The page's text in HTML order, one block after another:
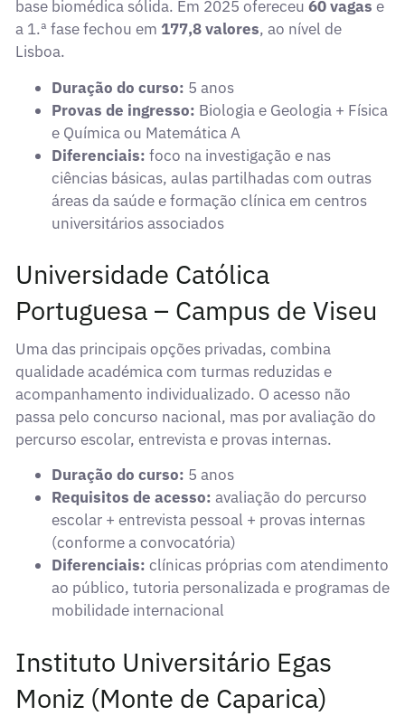
base biomédica sólida. Em 2025 ofereceu 60 vagas e
a 1.ª fase fechou em 177,8 valores, ao nível de
Lisboa.
Duração do curso: 5 anos
Provas de ingresso: Biologia e Geologia + Física
e Química ou Matemática A
Diferenciais: foco na investigação e nas
ciências básicas, aulas partilhadas com outras
áreas da saúde e formação clínica em centros
universitários associados
Universidade Católica
Portuguesa – Campus de Viseu
Uma das principais opções privadas, combina
qualidade académica com turmas reduzidas e
acompanhamento individualizado. O acesso não
passa pelo concurso nacional, mas por avaliação do
percurso escolar, entrevista e provas internas.
Duração do curso: 5 anos
Requisitos de acesso: avaliação do percurso
escolar + entrevista pessoal + provas internas
(conforme a convocatória)
Diferenciais: clínicas próprias com atendimento
ao público, tutoria personalizada e programas de
mobilidade internacional
Instituto Universitário Egas
Moniz (Monte de Caparica)